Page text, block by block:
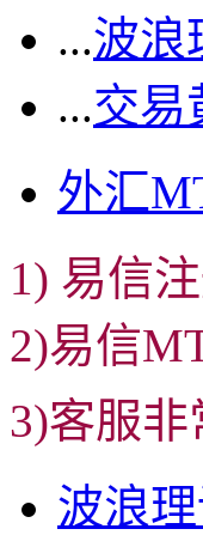
...波浪
...交易
外汇
1) 易信
2)易信
3)客服非
波浪